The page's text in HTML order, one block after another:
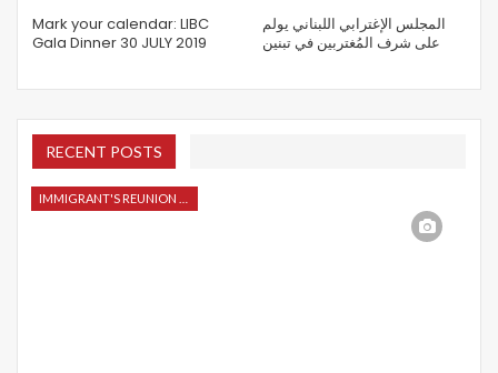
Mark your calendar: LIBC
Gala Dinner 30 JULY 2019
المجلس الإغترابي اللبناني يولم
على شرف المُغتربين في تبنين
RECENT POSTS